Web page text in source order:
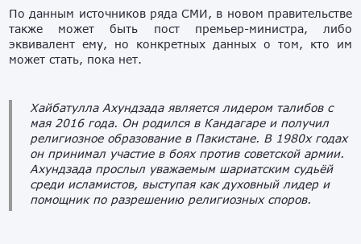
По данным источников ряда СМИ, в новом правительстве
также может быть пост премьер-министра, либо
эквивалент ему, но конкретных данных о том, кто им
может стать, пока нет.
Хайбатулла Ахундзада является лидером талибов с
мая 2016 года. Он родился в Кандагаре и получил
религиозное образование в Пакистане. В 1980х годах
он принимал участие в боях против советской армии.
Ахундзада прослыл уважаемым шариатским судьёй
среди исламистов, выступая как духовный лидер и
помощник по разрешению религиозных споров.